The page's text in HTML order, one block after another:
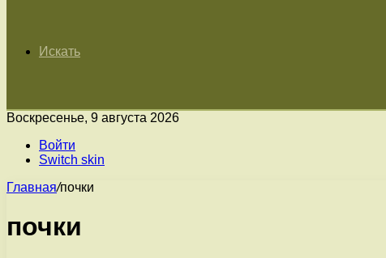
Искать
Воскресенье, 9 августа 2026
Войти
Switch skin
Главная/почки
почки